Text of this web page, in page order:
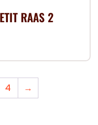
RAAS 2
4 →